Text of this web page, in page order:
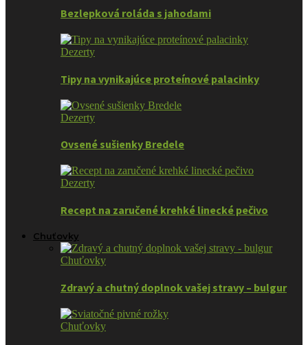
Bezlepková roláda s jahodami
Dezerty
Tipy na vynikajúce proteínové palacinky
Dezerty
Ovsené sušienky Bredele
Dezerty
Recept na zaručené krehké linecké pečivo
Chuťovky
Chuťovky
Zdravý a chutný doplnok vašej stravy – bulgur
Chuťovky